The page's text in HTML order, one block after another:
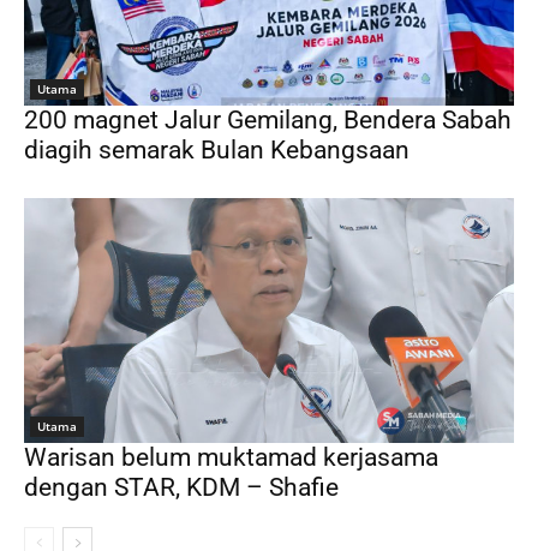
Utama
200 magnet Jalur Gemilang, Bendera Sabah
diagih semarak Bulan Kebangsaan
Utama
Warisan belum muktamad kerjasama
dengan STAR, KDM – Shafie